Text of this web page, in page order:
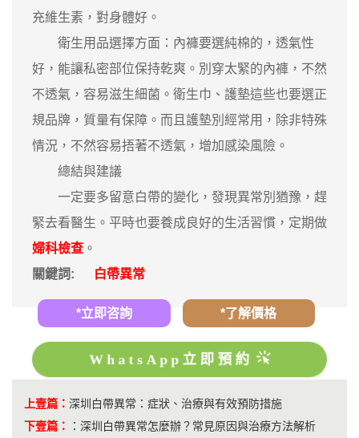
充維生素，對身體好。
衛生用品選擇方面：內褲要選純棉的，透氣性
好，能讓私密部位保持乾爽。別穿太緊的內褲，不然
不透氣，容易滋生細菌。衛生巾、護墊這些也要選正
規品牌，質量有保障。而且護墊別經常用，除非特殊
情況，不然容易捂著不透氣，增加感染風險。
總結與建議
一定要多留意白帶的變化，發現異常別猶豫，趕
緊去看醫生。平時也要養成良好的生活習慣，定期做
婦科檢查 。
關鍵詞:
白帶異常
*立即咨詢 *了解價格
WhatsApp立即預約
上壹篇： 深圳白帶異常：症狀、治療與有效預防措施
下壹篇：
： 深圳白帶異常怎麼辦？常見原因與治療方法解析